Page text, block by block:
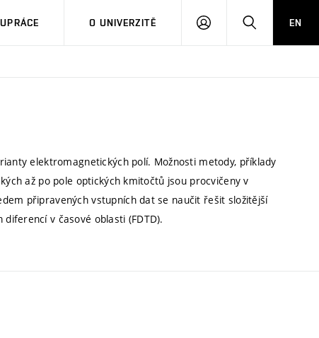
O UNIVERZITĚ
PŘIHLÁSIT HLEDATEN
elektromagnetických polí. Možnosti metody, příklady
až po pole optických kmitočtů jsou procvičeny v
připravených vstupních dat se naučit řešit složitější
v časové oblasti (FDTD).